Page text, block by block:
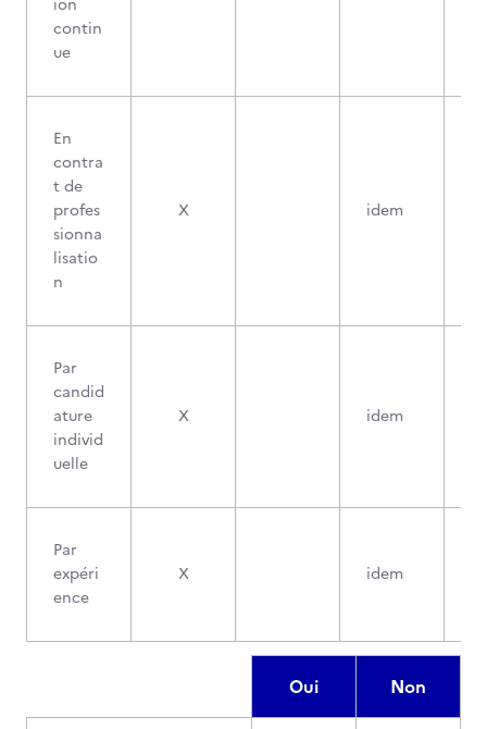
ion
contin
ue
En
contra
t de
profes
sionna
lisatio
n
X idem
Par
candid
ature
individ
uelle
X idem
Par
expéri
ence
X idem
Oui Non